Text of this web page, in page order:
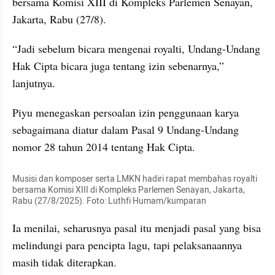
Jakarta, Rabu (27/8).
“Jadi sebelum bicara mengenai royalti, Undang-Undang
Hak Cipta bicara juga tentang izin sebenarnya,”
lanjutnya.
Piyu menegaskan persoalan izin penggunaan karya
sebagaimana diatur dalam Pasal 9 Undang-Undang
nomor 28 tahun 2014 tentang Hak Cipta.
Musisi dan komposer serta LMKN hadiri rapat membahas royalti
bersama Komisi XIII di Kompleks Parlemen Senayan, Jakarta,
Rabu (27/8/2025). Foto: Luthfi Humam/kumparan
Ia menilai, seharusnya pasal itu menjadi pasal yang bisa
melindungi para pencipta lagu, tapi pelaksanaannya
masih tidak diterapkan.